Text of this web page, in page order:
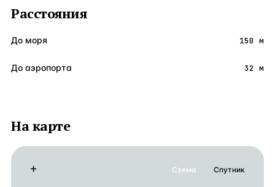
Расстояния
До моря 150 м
До аэропорта 32 м
На карте
+
Схема Спутник